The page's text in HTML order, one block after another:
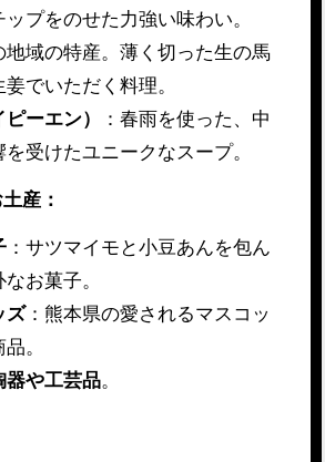
プをのせた力強い味わい。
地域の特産。薄く切った生の馬
でいただく料理。
ーエン）
：春雨を使った、中
受けたユニークなスープ。
産：
：サツマイモと小豆あんを包ん
お菓子。
ズ：熊本県の愛されるマスコッ
。
器や工芸品。